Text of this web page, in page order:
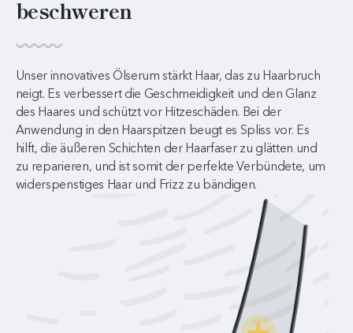
beschweren
Unser innovatives Ölserum stärkt Haar, das zu Haarbruch
neigt. Es verbessert die Geschmeidigkeit und den Glanz
des Haares und schützt vor Hitzeschäden. Bei der
Anwendung in den Haarspitzen beugt es Spliss vor. Es
hilft, die äußeren Schichten der Haarfaser zu glätten und
zu reparieren, und ist somit der perfekte Verbündete, um
widerspenstiges Haar und Frizz zu bändigen.